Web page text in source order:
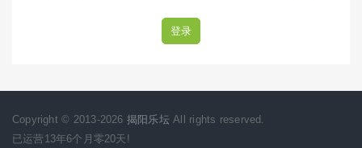
登录
Copyright © 2013-2026 揭阳乐坛 All rights reserved.
已运营13年6个月零20天!